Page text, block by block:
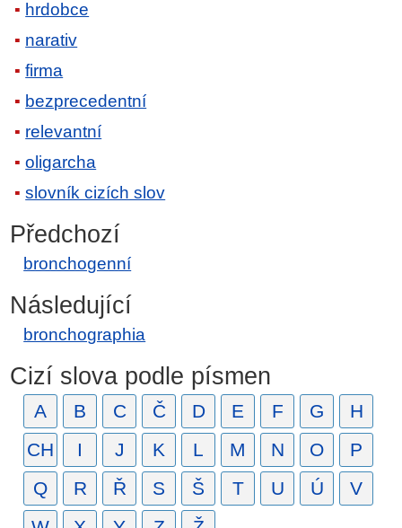
hrdobce
narativ
firma
bezprecedentní
relevantní
oligarcha
slovník cizích slov
Předchozí
bronchogenní
Následující
bronchographia
Cizí slova podle písmen
A B C Č D E F G
H
CH
I J K L M N O
P
Q
R Ř S Š T U Ú
V